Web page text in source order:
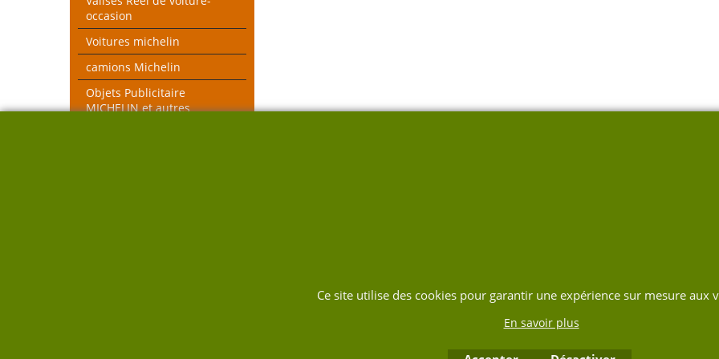
occasion
Voitures michelin
camions Michelin
Objets Publicitaire
MICHELIN et autres
Ce site utilise des cookies pour garantir une expérience sur mesure aux
En savoir plus